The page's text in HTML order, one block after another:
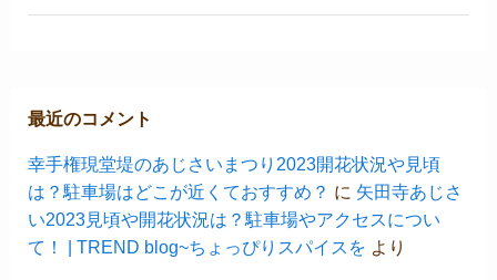
最近のコメント
幸手権現堂堤のあじさいまつり2023開花状況や見頃
は？駐車場はどこが近くておすすめ？ に 矢田寺あじさ
い2023見頃や開花状況は？駐車場やアクセスについ
て！ | TREND blog~ちょっぴりスパイスを より